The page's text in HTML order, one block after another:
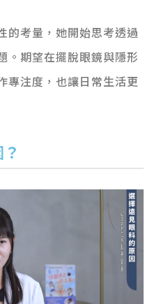
的考量，她開始思考透過
。期望在擺脫眼鏡與隱形
專注度，也讓日常生活更